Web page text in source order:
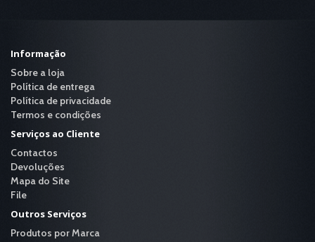
Informação
Sobre a loja
Política de entrega
Política de privacidade
Termos e condições
Serviços ao Cliente
Contactos
Devoluções
Mapa do Site
File
Outros Serviços
Produtos por Marca